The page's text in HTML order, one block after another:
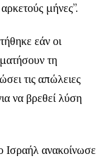
μήνες”.
εάν οι
τη
τις απώλειες
να βρεθεί λύση
Ισραήλ ανακοίνωσε